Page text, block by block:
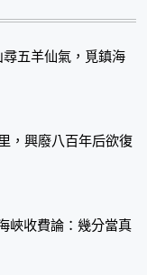
五羊仙氣，覓鎮海
，興廢八百年后欲復
峽收費論：幾分當真